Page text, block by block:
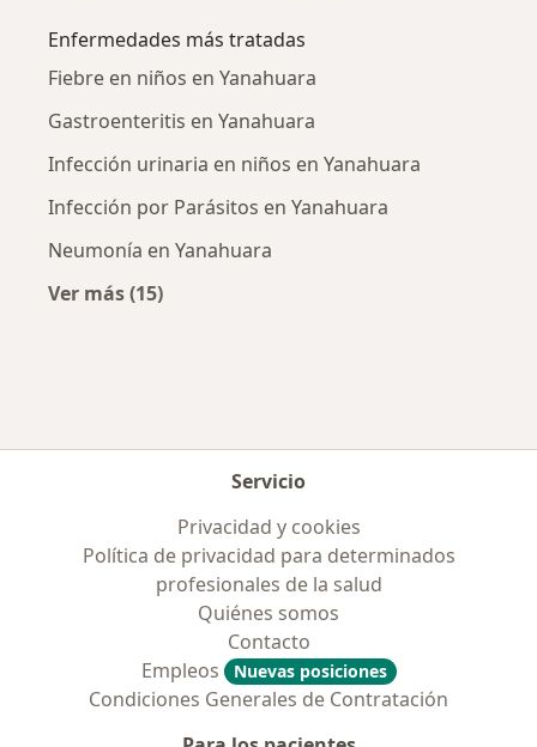
Enfermedades más tratadas
Fiebre en niños en Yanahuara
Gastroenteritis en Yanahuara
Infección urinaria en niños en Yanahuara
Infección por Parásitos en Yanahuara
Neumonía en Yanahuara
Ver más (15)
Servicio
Privacidad y cookies
Política de privacidad para determinados
profesionales de la salud
Quiénes somos
Contacto
Empleos
Nuevas posiciones
Condiciones Generales de Contratación